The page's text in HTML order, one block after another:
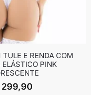
E RENDA COM
ELÁSTICO PINK
299,90